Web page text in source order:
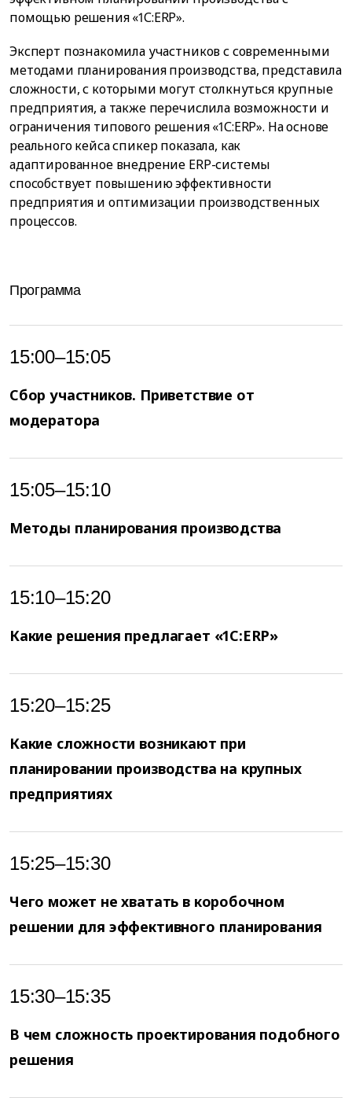
помощью решения «1С:ERP».
Эксперт познакомила участников с современными
методами планирования производства, представила
сложности, с которыми могут столкнуться крупные
предприятия, а также перечислила возможности и
ограничения типового решения «1С:ERP». На основе
реального кейса спикер показала, как
адаптированное внедрение ERP-системы
способствует повышению эффективности
предприятия и оптимизации производственных
процессов.
Программа
15:00–15:05
Сбор участников. Приветствие от
модератора
15:05–15:10
Методы планирования производства
15:10–15:20
Какие решения предлагает «1С:ERP»
15:20–15:25
Какие сложности возникают при
планировании производства на крупных
предприятиях
15:25–15:30
Чего может не хватать в коробочном
решении для эффективного планирования
15:30–15:35
В чем сложность проектирования подобного
решения